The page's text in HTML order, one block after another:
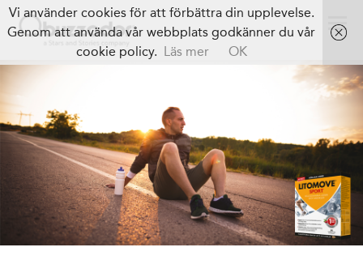
Vi använder cookies för att förbättra din upplevelse.
Genom att använda vår webbplats godkänner du vår
cookie policy. Läs mer OK